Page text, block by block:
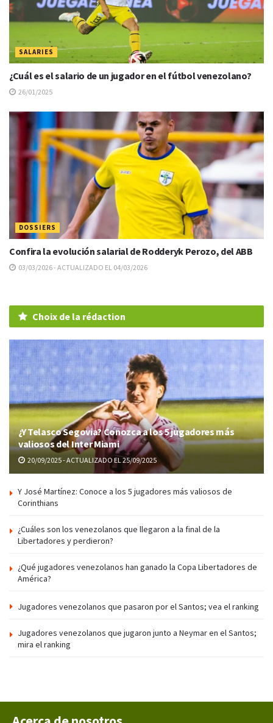
SALARIES
¿Cuál es el salario de un jugador en el fútbol venezolano?
26/01/2025
DOSSIERS
Confira la evolución salarial de Rodderyk Perozo, del ABB
03/03/2026 - ACTUALIZADO EL 04/03/2026
Choix de la rédaction
¿Y Telasco Segovia? Conozca a los 5 jugadores más
valiosos del Inter Miami
20/09/2025 - ACTUALIZADO EL 25/09/2025
Y José Martínez: Conoce a los 5 jugadores más valiosos de
Corinthians
¿Cuáles son los venezolanos que llegaron a la final de la
Libertadores y perdieron?
¿Qué jugadores venezolanos han ganado la Copa Libertadores de
América?
Jugadores venezolanos que pasaron por el Santos; vea el ranking
Jugadores venezolanos que jugaron junto a Neymar en el Santos;
mira el ranking